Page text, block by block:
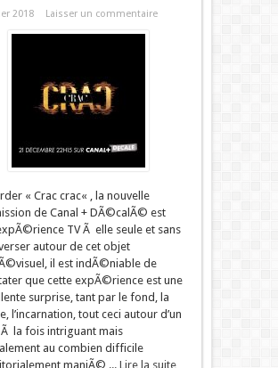
2018 Laisser un commentaire
« Crac crac« , la nouvelle
de Canal + DÃ©calÃ© est
TV Ã elle seule et sans
autour de cet objet
il est indÃ©niable de
que cette expÃ©rience est une
surprise, tant par le fond, la
l’incarnation, tout ceci autour d’un
Ã la fois intriguant mais
au combien difficile
maniÃ© ... Lire la suite